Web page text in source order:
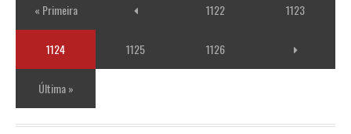
« Primeira 1122 1123
1124 1125 1126
Última »